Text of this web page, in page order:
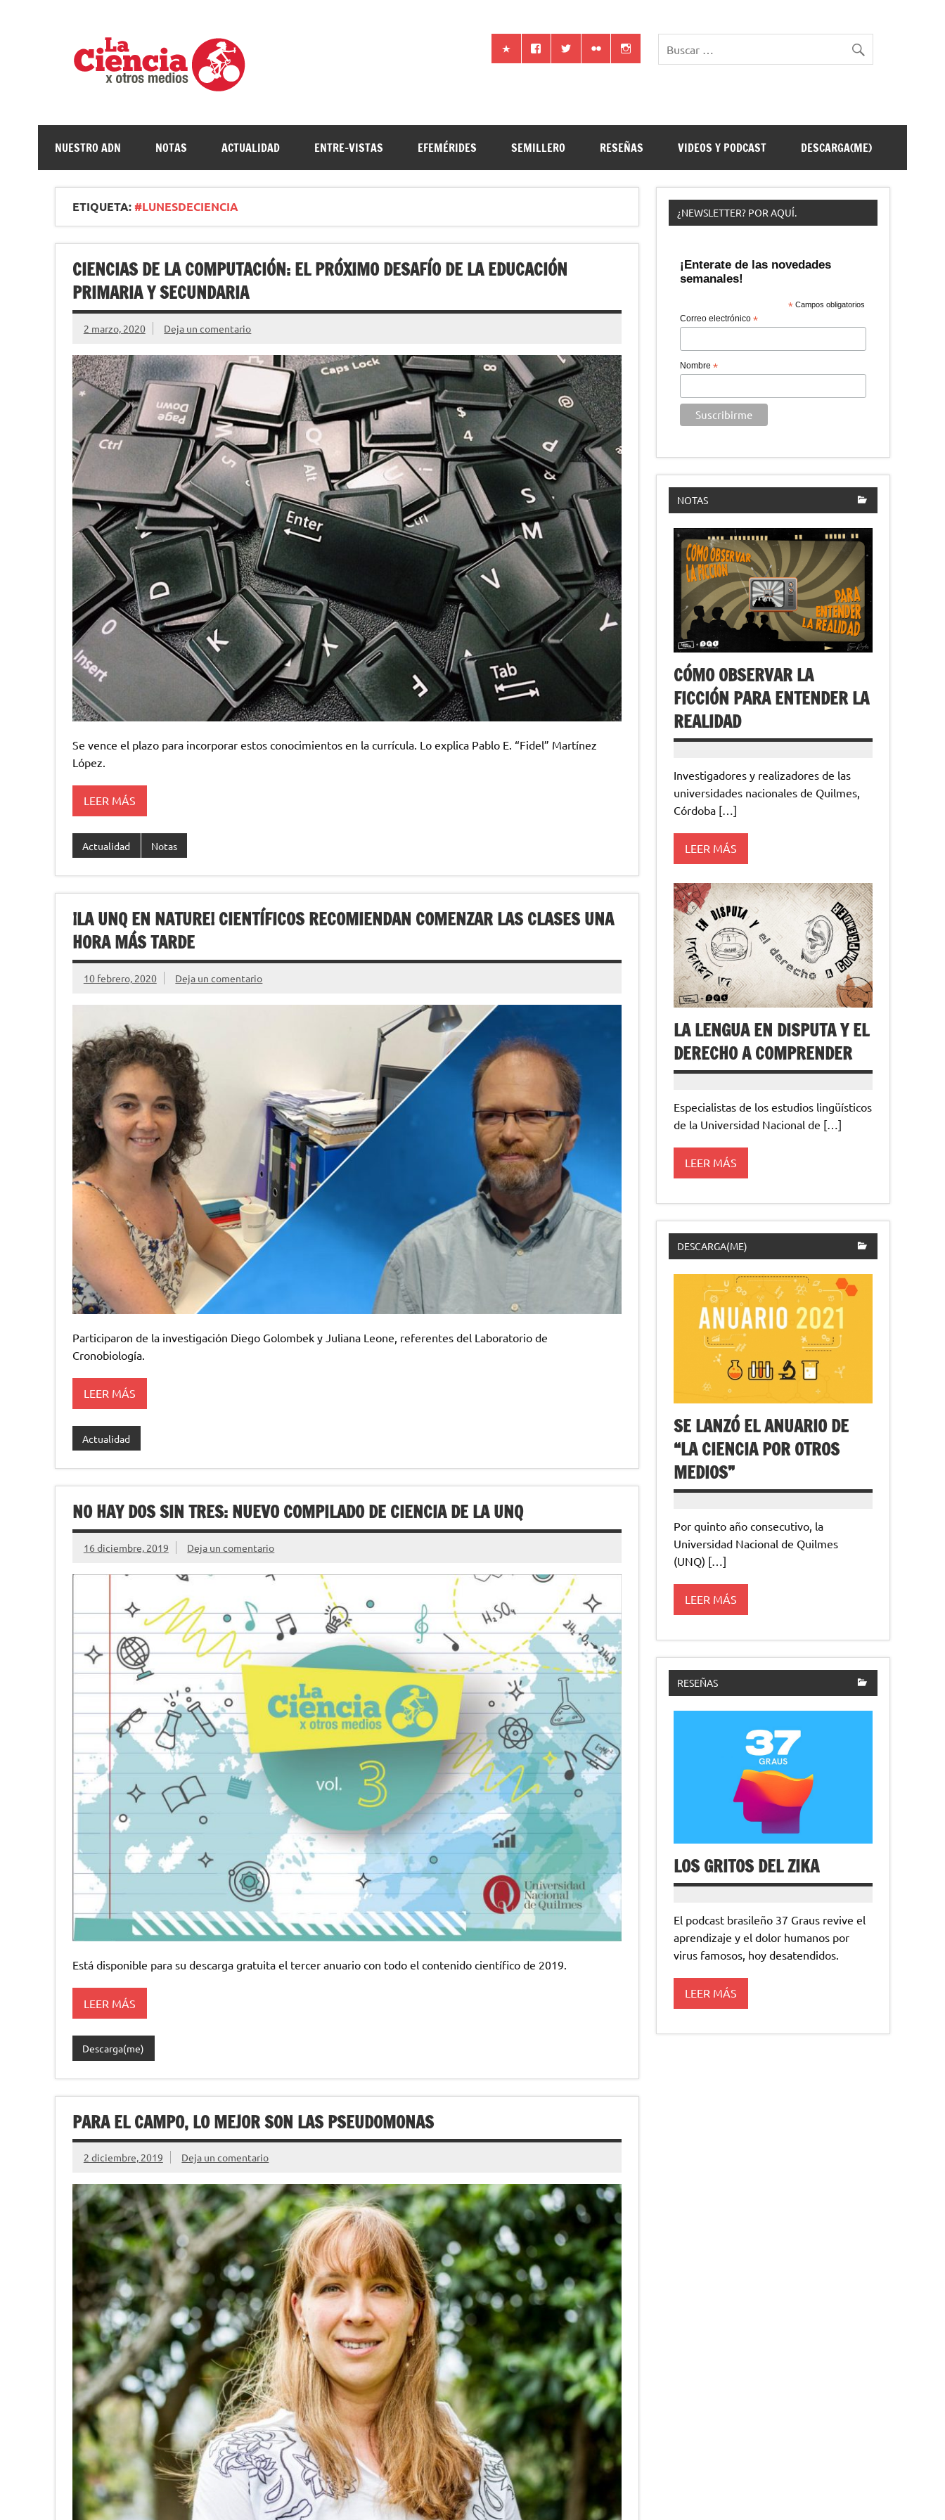
La ciencia por otros medios
NUESTRO ADN NOTAS ACTUALIDAD ENTRE-VISTAS EFEMÉRIDES SEMILLERO RESEÑAS VIDEOS Y PODCAST DESCARGA(ME)
ETIQUETA: #LUNESDECIENCIA
CIENCIAS DE LA COMPUTACIÓN: EL PRÓXIMO DESAFÍO DE LA EDUCACIÓN
PRIMARIA Y SECUNDARIA
2 marzo, 2020 Deja un comentario
Se vence el plazo para incorporar estos conocimientos en la currícula. Lo explica Pablo E. “Fidel” Martínez
López.
LEER MÁS
Actualidad Notas
¡LA UNQ EN NATURE! CIENTÍFICOS RECOMIENDAN COMENZAR LAS CLASES UNA
HORA MÁS TARDE
10 febrero, 2020 Deja un comentario
Participaron de la investigación Diego Golombek y Juliana Leone, referentes del Laboratorio de
Cronobiología.
LEER MÁS
Actualidad
NO HAY DOS SIN TRES: NUEVO COMPILADO DE CIENCIA DE LA UNQ
16 diciembre, 2019 Deja un comentario
Está disponible para su descarga gratuita el tercer anuario con todo el contenido científico de 2019.
LEER MÁS
Descarga(me)
PARA EL CAMPO, LO MEJOR SON LAS PSEUDOMONAS
2 diciembre, 2019 Deja un comentario
¿NEWSLETTER? POR AQUÍ.
¡Enterate de las novedades
semanales!
* Campos obligatorios
Correo electrónico *
Nombre *
NOTAS
CÓMO OBSERVAR LA
FICCIÓN PARA ENTENDER LA
REALIDAD
Investigadores y realizadores de las
universidades nacionales de Quilmes,
Córdoba […]
LEER MÁS
LA LENGUA EN DISPUTA Y EL
DERECHO A COMPRENDER
Especialistas de los estudios lingüísticos
de la Universidad Nacional de […]
LEER MÁS
DESCARGA(ME)
SE LANZÓ EL ANUARIO DE
“LA CIENCIA POR OTROS
MEDIOS”
Por quinto año consecutivo, la
Universidad Nacional de Quilmes
(UNQ) […]
LEER MÁS
RESEÑAS
LOS GRITOS DEL ZIKA
El podcast brasileño 37 Graus revive el
aprendizaje y el dolor humanos por
virus famosos, hoy desatendidos.
LEER MÁS